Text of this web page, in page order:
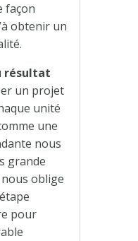
façon
obtenir un
résultat
un projet
unité
une
nous
grande
oblige
pour